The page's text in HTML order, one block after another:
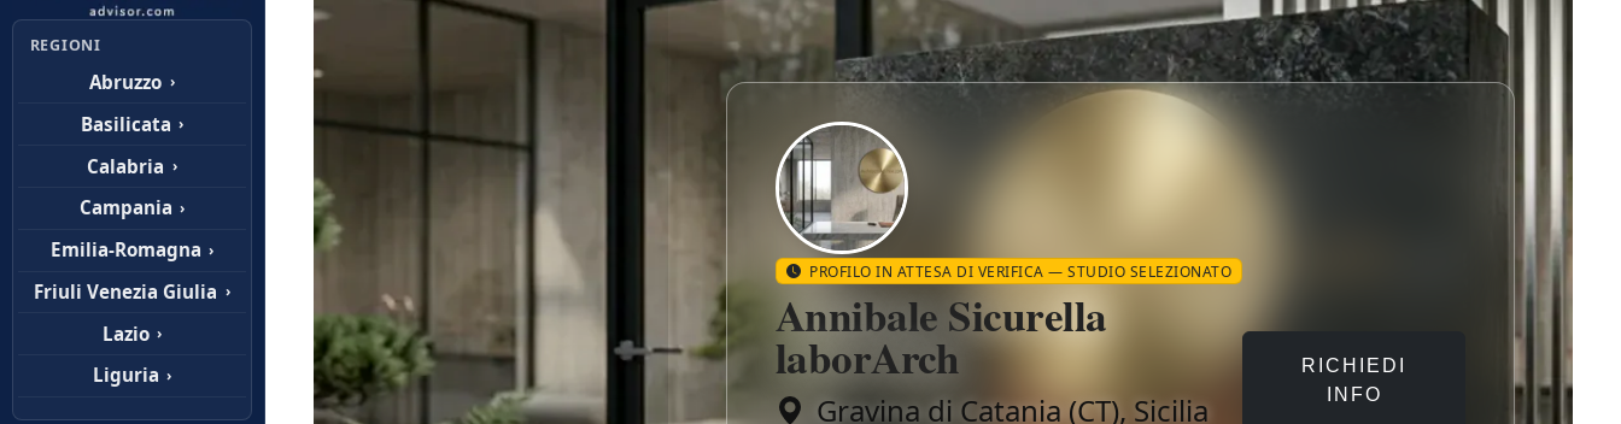
PROFILO IN ATTESA DI VERIFICA — STUDIO SELEZIONATO
Annibale Sicurella
laborArch
Gravina di Catania (CT), Sicilia
RICHIEDI
INFO
REGIONI
Abruzzo ›
Basilicata ›
Calabria ›
Campania ›
Emilia-Romagna ›
Friuli Venezia Giulia ›
Lazio ›
Liguria ›
Lombardia ›